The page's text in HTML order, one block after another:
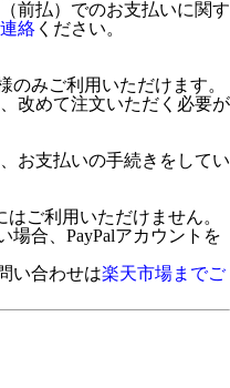
前払）でのお支払いに関す
絡 ください。
のみご利用いただけます。
改めて注文いただく必要が
お支払いの手続きをしてい
ご利用いただけません。
場合、PayPalアカウントを
い合わせは楽天市場までご